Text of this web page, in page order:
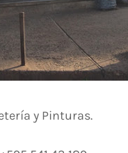
y Pinturas.